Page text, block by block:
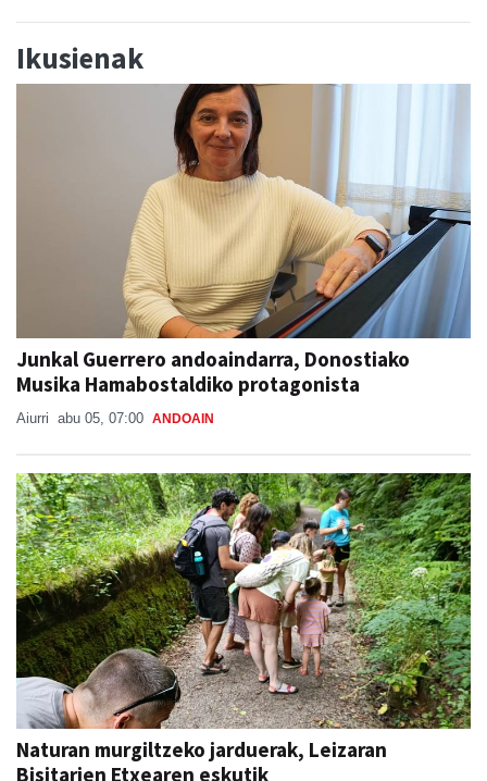
Ikusienak
Junkal Guerrero andoaindarra, Donostiako
Musika Hamabostaldiko protagonista
Aiurri abu 05, 07:00 ANDOAIN
Naturan murgiltzeko jarduerak, Leizaran
Bisitarien Etxearen eskutik